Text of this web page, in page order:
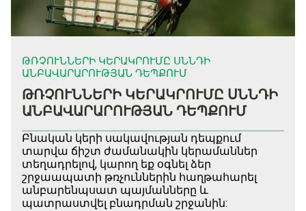
ԹՌՉՈՒՆՆԵՐԻ ԿԵՐԱԿՐՈՒՄԸ ՍՆՆԴԻ
ԱՆԲԱՎԱՐԱՐՈՒԹՅԱՆ ԴԵՊՔՈՒՄ
ԹՌՉՈՒՆՆԵՐԻ ԿԵՐԱԿՐՈՒՄԸ ՍՆՆԴԻ
ԱՆԲԱՎԱՐԱՐՈՒԹՅԱՆ ԴԵՊՔՈՒՄ
Բնական կերի սակավության դեպքում
տարվա ճիշտ ժամանակին կերամաններ
տեղադրելով, կարող եք օգնել ձեր
շրջաապատի թռչուններին հաղթահարել
անբարենպսատ պայմանները և
պատրաստվել բնադրման շրջանին: